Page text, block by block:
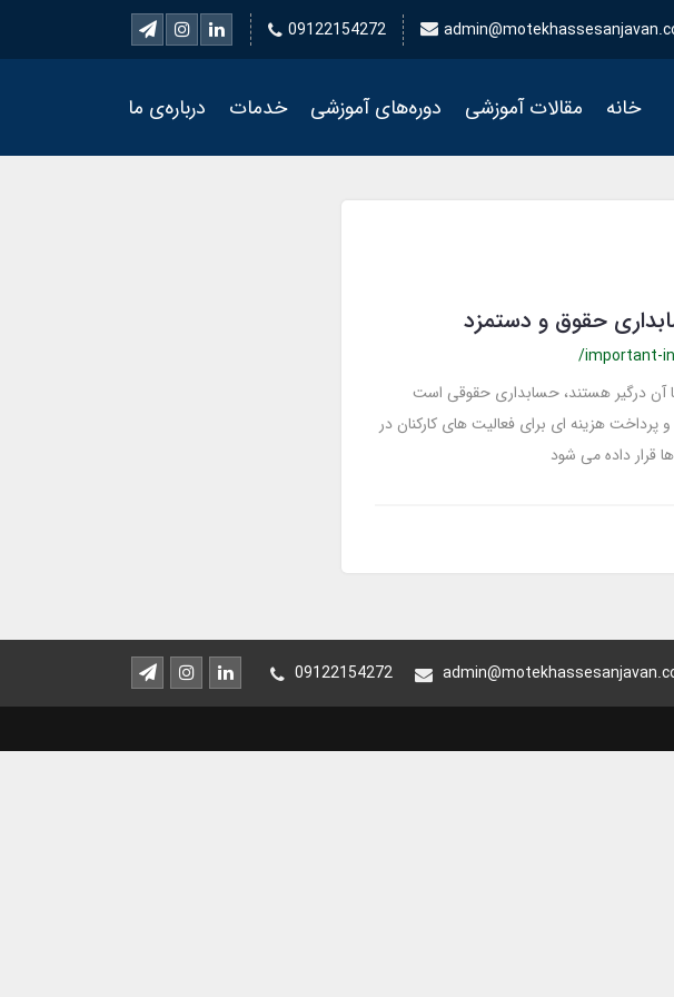
09122154272
خانه مقالات آموزشی دوره‌های آموزشی خدمات درباره‌ی ما
حقوق و دستمزد
/important-
آن درگیر هستند، حسابداری حقوقی است
هزینه ای برای فعالیت های کارکنان در
قرار داده می شود
09122154272